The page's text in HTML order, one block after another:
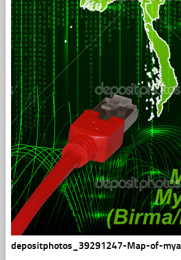
depositphotos_39291247-Map-of-